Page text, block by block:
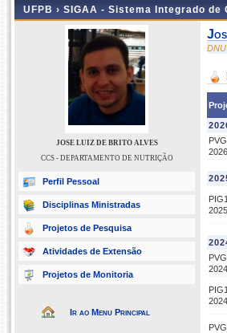
UFPB › SIGAA - Sistema Integrado
JOSE LUIZ DE BRITO ALVES
CCS - DEPARTAMENTO DE NUTRIÇÃO
Perfil Pessoal
Disciplinas Ministradas
Projetos de Pesquisa
Atividades de Extensão
Projetos de Monitoria
Ir ao Menu Principal
2026
2025
2024
2024